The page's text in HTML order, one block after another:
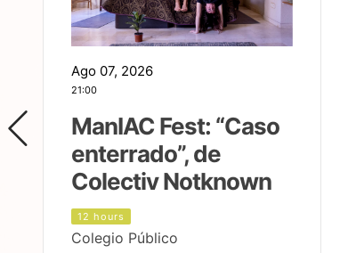
Ago 07, 2026
21:00
ManIAC Fest: “Caso
enterrado”, de
Colectiv Notknown
12 hours
Colegio Público